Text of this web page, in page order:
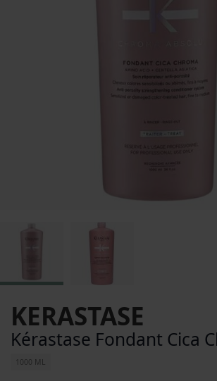
KERASTASE
Kérastase Fondant Cica
1000 ML